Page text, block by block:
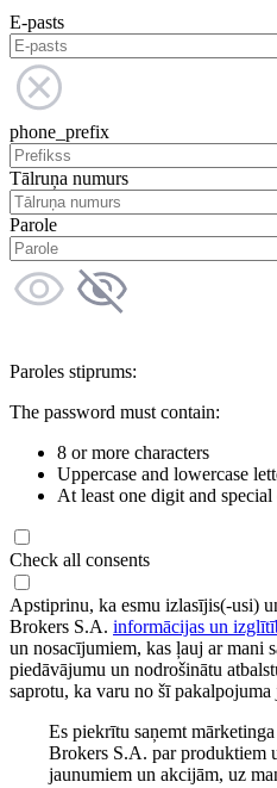
E-pasts
phone_prefix
Tālruņa numurs
Parole
Paroles stiprums:
The password must contain:
8 or more characters
Uppercase and lowercase
At least one digit and special
Check all consents
Apstiprinu, ka esmu izlasījis(-usi)
Brokers S.A. informācijas un
un nosacījumiem, kas ļauj ar mani
piedāvājumu un nodrošinātu
saprotu, ka varu no šī
Es piekrītu saņemt
Brokers S.A. par produktiem
jaunumiem un akcijām, uz